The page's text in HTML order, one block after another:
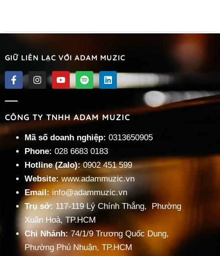
GIỮ LIÊN LẠC VỚI ADAM MUZIC
CÔNG TY TNHH ADAM MUZIC
Mã số doanh nghiệp: 0313650905
Phone: 028 6683 0183
Hotline (Zalo):0902 451 599
Website:www.adammuzic.vn
Email:info@adammuzic.vn
Trụ sở: 117-119 Lý Chính Thắng, Phường
Xuân Hoà, TP.HCM
Chi Nhánh:74/1/9 Trương Quốc Dung,
Phường Phú Nhuận, TP.HCM